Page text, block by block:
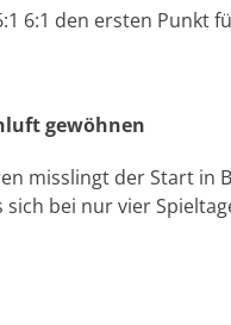
6:1 den ersten Punkt
gewöhnen
misslingt der Start
bei nur vier